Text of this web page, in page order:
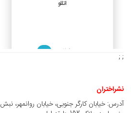
اتللو
2,500,000 ريال
%10
; ;
نشراختران
آدرس: خیابان کارگر جنوبی، خیابان روانمهر، نبش